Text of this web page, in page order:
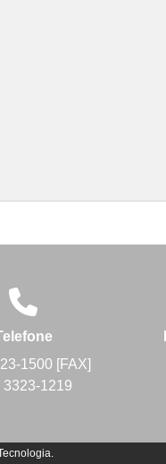
1500 [FAX]
3323-1219